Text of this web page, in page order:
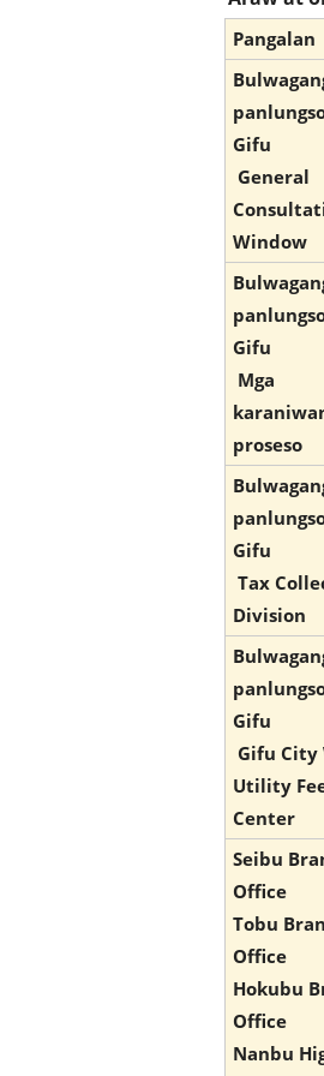
Pangalan
Gifu
General
Window
Gifu
Mga
proseso
Gifu
Tax
Division
Gifu
Gifu City
Utility
Center
Seibu
Office
Tobu
Office
Hokubu
Office
Nanbu